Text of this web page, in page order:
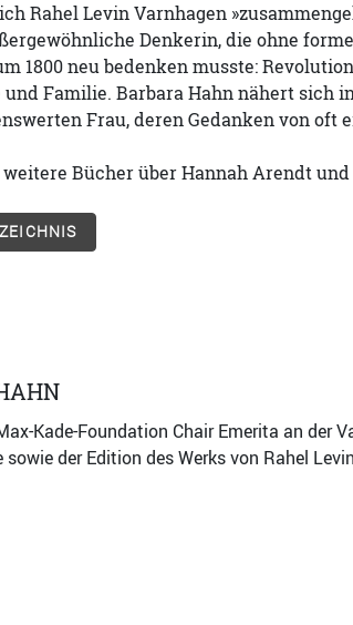
Rahel Levin Varnhagen
Denkerin, die ohne
1800 neu bedenken musste:
und Familie. Barbara Hahn nähert
Frau, deren Gedanken von
Bücher über Hannah Arendt
Kade-Foundation Chair Emerita an der
sowie der Edition des Werks von Rahel